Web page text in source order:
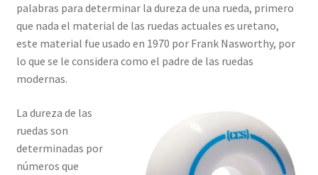
palabras para determinar la dureza de una rueda, primero
que nada el material de las ruedas actuales es uretano,
este material fue usado en 1970 por Frank Nasworthy, por
lo que se le considera como el padre de las ruedas
modernas.
La dureza de las
ruedas son
determinadas por
números que